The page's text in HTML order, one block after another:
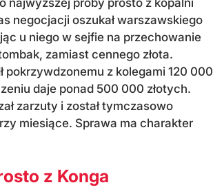
negocjacji oszukał warszawskiego
u niego w sejfie na przechowanie
zamiast cennego złota.
pokrzywdzonemu z kolegami 120 000
daje ponad 500 000 złotych.
zarzuty i został tymczasowo
miesiące. Sprawa ma charakter
z Konga